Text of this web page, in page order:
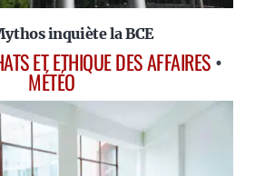
inquiète la BCE
ET ETHIQUE DES AFFAIRES•
MÉTÉO